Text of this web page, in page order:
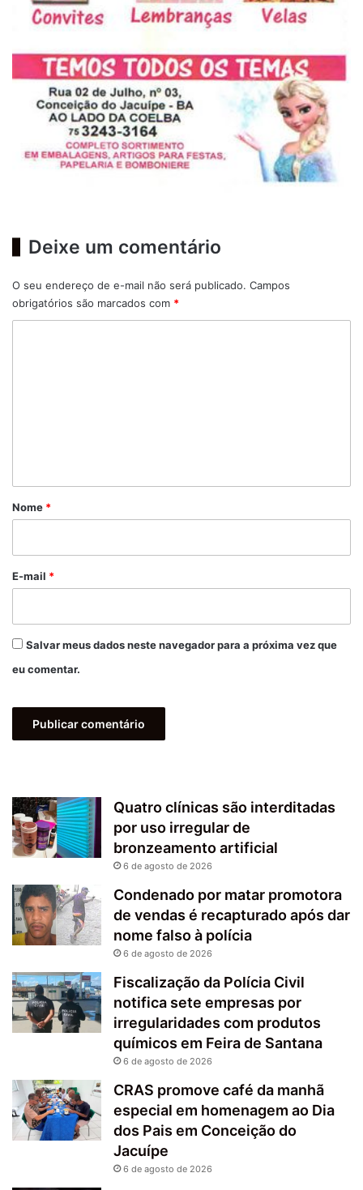
Deixe um comentário
O seu endereço de e-mail não será publicado. Campos
obrigatórios são marcados com *
r
*
Nome *
E-mail *
Salvar meus dados neste navegador para a próxima vez que
eu comentar.
Quatro clínicas são interditadas
por uso irregular de
bronzeamento artificial
6 de agosto de 2026
Condenado por matar promotora
de vendas é recapturado após dar
nome falso à polícia
6 de agosto de 2026
Fiscalização da Polícia Civil
notifica sete empresas por
irregularidades com produtos
químicos em Feira de Santana
6 de agosto de 2026
CRAS promove café da manhã
especial em homenagem ao Dia
dos Pais em Conceição do
Jacuípe
6 de agosto de 2026